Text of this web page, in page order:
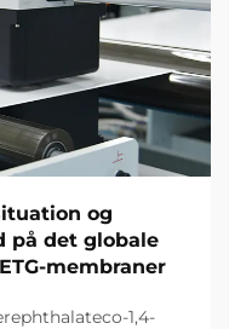
og
på det globale
membraner
1,4-